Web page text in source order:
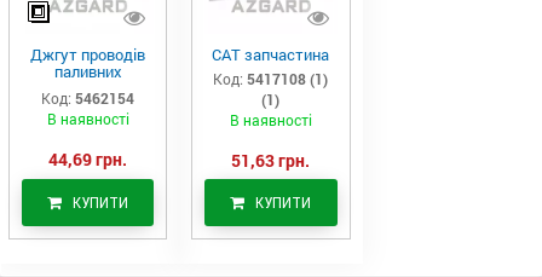
Джгут проводів
паливних
форсунок CAT
C7/C9 (546-2154)
Код: 5462154
В наявності
44,69 грн.
КУПИТИ
САТ запчастина
Код: 5417108 (1)
(1)
В наявності
51,63 грн.
КУПИТИ